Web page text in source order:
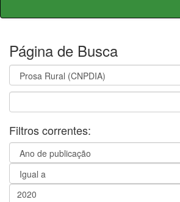
Página de Busca
Filtros correntes: